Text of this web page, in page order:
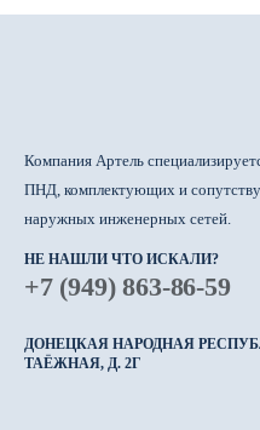
Компания Артель
ПНД, комплектующих и
наружных инженерных сетей.
НЕ НАШЛИ ЧТО ИСКАЛИ?
+7 (949) 863-86-59
ДОНЕЦКАЯ НАРОДНАЯ
ТАЁЖНАЯ, Д. 2Г